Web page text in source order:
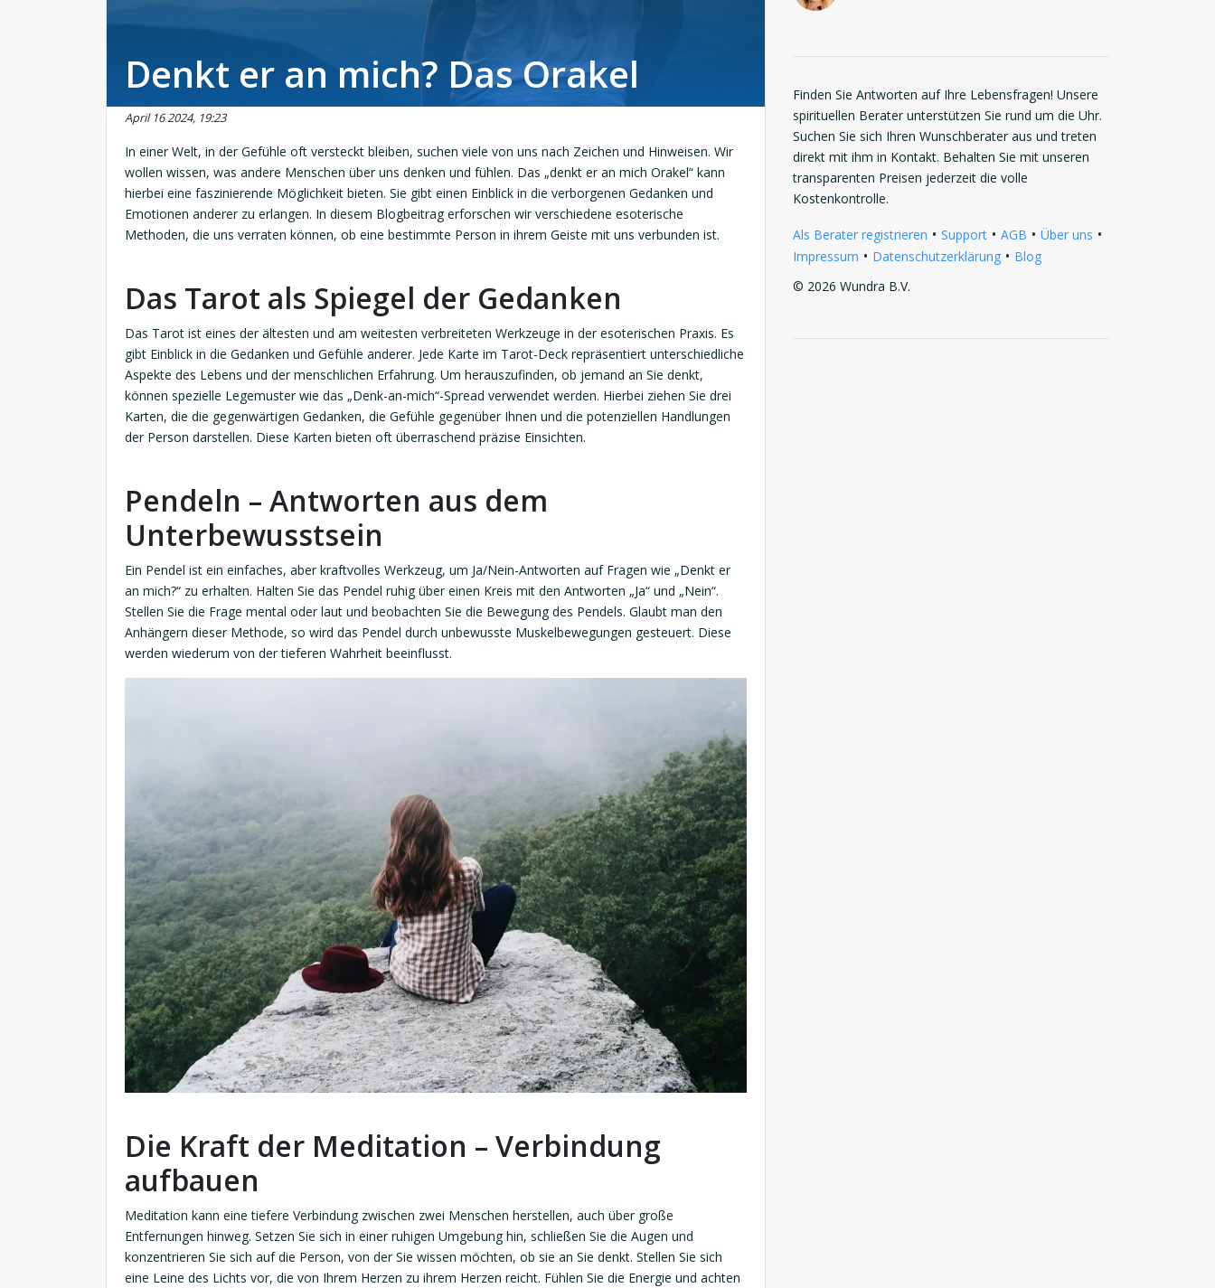
Denkt er an mich? Das Orakel
April 16 2024, 19:23
In einer Welt, in der Gefühle oft versteckt bleiben, suchen viele von uns nach Zeichen und Hinweisen. Wir
wollen wissen, was andere Menschen über uns denken und fühlen. Das „denkt er an mich Orakel“ kann
hierbei eine faszinierende Möglichkeit bieten. Sie gibt einen Einblick in die verborgenen Gedanken und
Emotionen anderer zu erlangen. In diesem Blogbeitrag erforschen wir verschiedene esoterische
Methoden, die uns verraten können, ob eine bestimmte Person in ihrem Geiste mit uns verbunden ist.
Das Tarot als Spiegel der Gedanken
Das Tarot ist eines der ältesten und am weitesten verbreiteten Werkzeuge in der esoterischen Praxis. Es
gibt Einblick in die Gedanken und Gefühle anderer. Jede Karte im Tarot-Deck repräsentiert unterschiedliche
Aspekte des Lebens und der menschlichen Erfahrung. Um herauszufinden, ob jemand an Sie denkt,
können spezielle Legemuster wie das „Denk-an-mich“-Spread verwendet werden. Hierbei ziehen Sie drei
Karten, die die gegenwärtigen Gedanken, die Gefühle gegenüber Ihnen und die potenziellen Handlungen
der Person darstellen. Diese Karten bieten oft überraschend präzise Einsichten.
Pendeln – Antworten aus dem
Unterbewusstsein
Ein Pendel ist ein einfaches, aber kraftvolles Werkzeug, um Ja/Nein-Antworten auf Fragen wie „Denkt er
an mich?“ zu erhalten. Halten Sie das Pendel ruhig über einen Kreis mit den Antworten „Ja“ und „Nein“.
Stellen Sie die Frage mental oder laut und beobachten Sie die Bewegung des Pendels. Glaubt man den
Anhängern dieser Methode, so wird das Pendel durch unbewusste Muskelbewegungen gesteuert. Diese
werden wiederum von der tieferen Wahrheit beeinflusst.
Die Kraft der Meditation – Verbindung
aufbauen
Meditation kann eine tiefere Verbindung zwischen zwei Menschen herstellen, auch über große
Entfernungen hinweg. Setzen Sie sich in einer ruhigen Umgebung hin, schließen Sie die Augen und
konzentrieren Sie sich auf die Person, von der Sie wissen möchten, ob sie an Sie denkt. Stellen Sie sich
eine Leine des Lichts vor, die von Ihrem Herzen zu ihrem Herzen reicht. Fühlen Sie die Energie und achten
Finden Sie Antworten auf Ihre Lebensfragen! Unsere
spirituellen Berater unterstützen Sie rund um die Uhr.
Suchen Sie sich Ihren Wunschberater aus und treten
direkt mit ihm in Kontakt. Behalten Sie mit unseren
transparenten Preisen jederzeit die volle
Kostenkontrolle.
Als Berater registrieren • Support • AGB • Über uns •
Impressum • Datenschutzerklärung • Blog
© 2026 Wundra B.V.